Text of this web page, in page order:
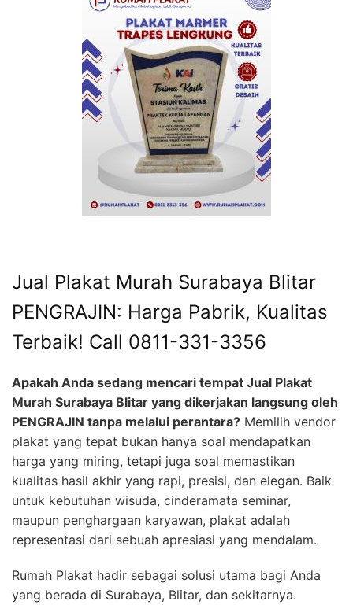
Jual Plakat Murah Surabaya Blitar
PENGRAJIN: Harga Pabrik, Kualitas
Terbaik! Call 0811-331-3356
Apakah Anda sedang mencari tempat Jual Plakat
Murah Surabaya Blitar yang dikerjakan langsung oleh
PENGRAJIN tanpa melalui perantara? Memilih vendor
plakat yang tepat bukan hanya soal mendapatkan
harga yang miring, tetapi juga soal memastikan
kualitas hasil akhir yang rapi, presisi, dan elegan. Baik
untuk kebutuhan wisuda, cinderamata seminar,
maupun penghargaan karyawan, plakat adalah
representasi dari sebuah apresiasi yang mendalam.
Rumah Plakat hadir sebagai solusi utama bagi Anda
yang berada di Surabaya, Blitar, dan sekitarnya.